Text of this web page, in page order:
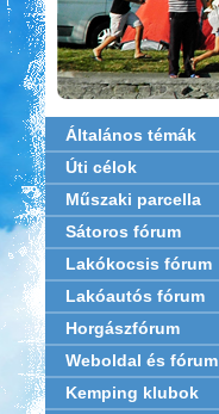
Általános témák
Úti célok
Műszaki parcella
Sátoros fórum
Lakókocsis fórum
Lakóautós fórum
Horgászfórum
Weboldal és fórum
Kemping klubok